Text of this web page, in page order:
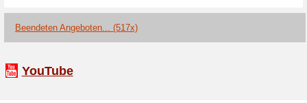
Deine
Wir empfehlen